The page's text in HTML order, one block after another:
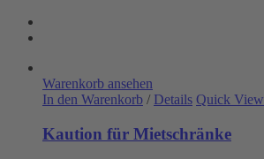
Warenkorb ansehen
In den Warenkorb / Details Quick View
Kaution für Mietschränke